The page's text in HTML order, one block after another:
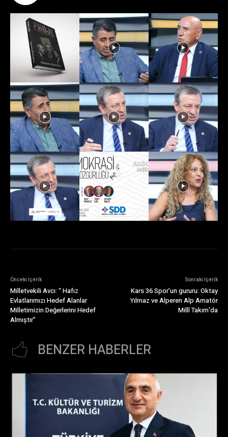
Önceki İçerik
Milletvekili Avcı: “ Hafız
Evlatlarımızı Hedef Alanlar
Milletimizin Değerlerini Hedef
Almıştır”
Sonraki İçerik
Kars 36 Spor’un gururu: Oktay
Yılmaz ve Alperen Alp Amatör
Millî Takım’da
BENZER HABERLER